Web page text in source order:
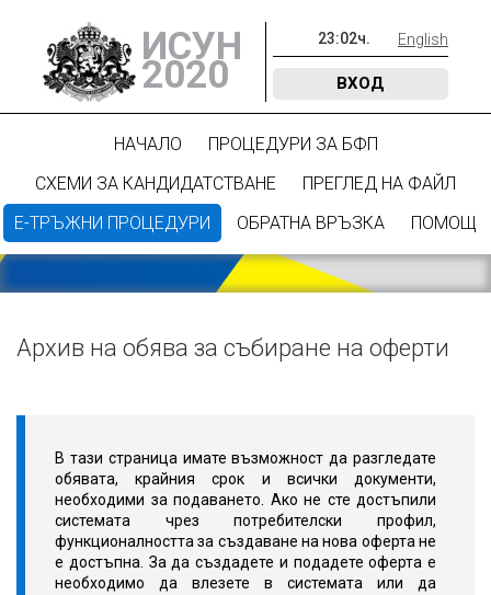
ИСУН
2020
23:02ч. English
ВХОД
НАЧАЛО
ПРОЦЕДУРИ ЗА БФП
СХЕМИ ЗА КАНДИДАТСТВАНЕ
ПРЕГЛЕД НА ФАЙЛ
Е-ТРЪЖНИ ПРОЦЕДУРИ
ОБРАТНА ВРЪЗКА ПОМОЩ
Архив на обява за събиране на оферти
В тази страница имате възможност да разгледате
обявата, крайния срок и всички документи,
необходими за подаването. Ако не сте достъпили
системата чрез потребителски профил,
функционалността за създаване на нова оферта не
е достъпна. За да създадете и подадете оферта е
необходимо да влезете в системата или да